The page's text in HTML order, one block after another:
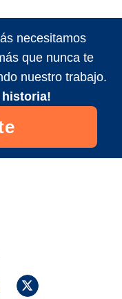
necesitamos
que nunca te
nuestro trabajo.
historia!